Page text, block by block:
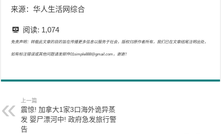
来源：华人生活网综合
阅读: 1,074
免责声明：转载此文章的目的旨在传播更多信息以服务于社会，版权归原作者所有，我们已在文章结尾注明出处，
如有标注错误或其他问题请发邮件01simple888@gmail.com，谢谢！
上一篇
震惊! 加拿大1家3口海外诡异蒸
发 婴尸漂河中! 政府急发旅行警
告